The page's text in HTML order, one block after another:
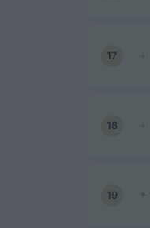
17
18
19